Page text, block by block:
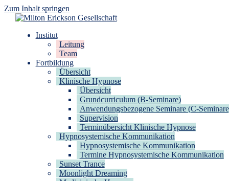
Zum Inhalt springen
Milton Erickson Gesellschaft
für klinische Hypnose – Regionalstelle Tübingen
Institut
Leitung
Team
Fortbildung
Übersicht
Klinische Hypnose
Übersicht
Grundcurriculum (B-Seminare)
Anwendungsbezogene Seminare (C-
Supervision
Terminübersicht Klinische Hypnose
Hypnosystemische Kommunikation
Hypnosystemische Kommunikation
Termine Hypnosystemische Kommunikation
Sunset Trance
Moonlight Dreaming